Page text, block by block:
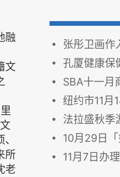
融
文
所
老
张彤卫画作入
孔厦健康保
SBA十一月
纽约市11月
法拉盛秋季
10月29日
11月7日办